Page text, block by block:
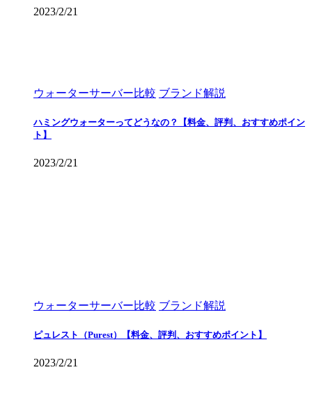
2023/2/21
ウォーターサーバー比較 ブランド解説
ハミングウォーターってどうなの？【料金、評判、おすすめポイン
ト】
2023/2/21
ウォーターサーバー比較 ブランド解説
ピュレスト（Purest）【料金、評判、おすすめポイント】
2023/2/21